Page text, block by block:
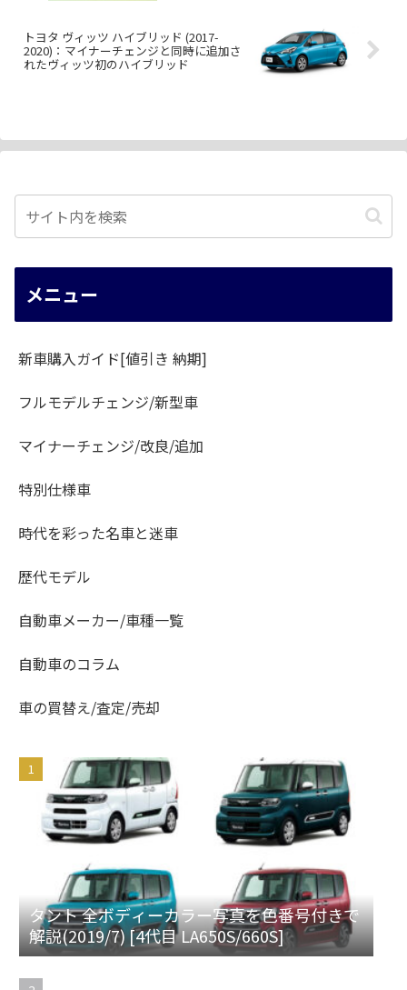
トヨタ ヴィッツ ハイブリッド (2017-
2020)：マイナーチェンジと同時に追加さ
れたヴィッツ初のハイブリッド
メニュー
新車購入ガイド[値引き 納期]
フルモデルチェンジ/新型車
マイナーチェンジ/改良/追加
特別仕様車
時代を彩った名車と迷車
歴代モデル
自動車メーカー/車種一覧
自動車のコラム
車の買替え/査定/売却
タント 全ボディーカラー写真を色番号付きで
解説(2019/7) [4代目 LA650S/660S]